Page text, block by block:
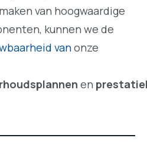
van hoogwaardige
kunnen we de
vanonze
en